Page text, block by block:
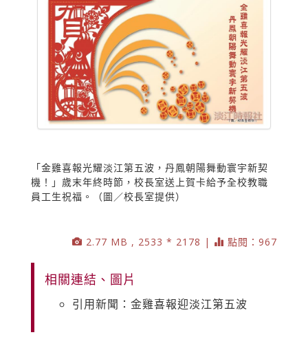
「金雞喜報光耀淡江第五波，丹鳳朝陽舞動寰宇新契
機！」歲末年終時節，校長室送上賀卡給予全校教職
員工生祝福。（圖／校長室提供）
2.77 MB , 2533 * 2178 | 點閱：967
相關連結、圖片
引用新聞：金雞喜報迎淡江第五波